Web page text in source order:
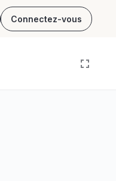
Connectez-vous